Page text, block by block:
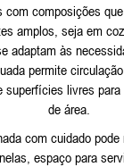
com composições
amplos, seja em
adaptam às
permite
superfícies livres
de área.
com cuidado pode
espaço para